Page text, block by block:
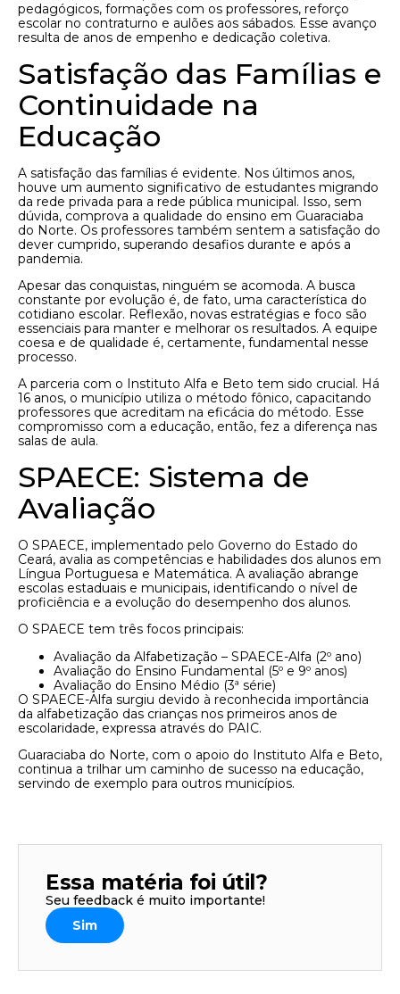
pedagógicos, formações com os professores, reforço
escolar no contraturno e aulões aos sábados. Esse avanço
resulta de anos de empenho e dedicação coletiva.
Satisfação das Famílias e
Continuidade na
Educação
A satisfação das famílias é evidente. Nos últimos anos,
houve um aumento significativo de estudantes migrando
da rede privada para a rede pública municipal. Isso, sem
dúvida, comprova a qualidade do ensino em Guaraciaba
do Norte. Os professores também sentem a satisfação do
dever cumprido, superando desafios durante e após a
pandemia.
Apesar das conquistas, ninguém se acomoda. A busca
constante por evolução é, de fato, uma característica do
cotidiano escolar. Reflexão, novas estratégias e foco são
essenciais para manter e melhorar os resultados. A equipe
coesa e de qualidade é, certamente, fundamental nesse
processo.
A parceria com o Instituto Alfa e Beto tem sido crucial. Há
16 anos, o município utiliza o método fônico, capacitando
professores que acreditam na eficácia do método. Esse
compromisso com a educação, então, fez a diferença nas
salas de aula.
SPAECE: Sistema de
Avaliação
O SPAECE, implementado pelo Governo do Estado do
Ceará, avalia as competências e habilidades dos alunos em
Língua Portuguesa e Matemática. A avaliação abrange
escolas estaduais e municipais, identificando o nível de
proficiência e a evolução do desempenho dos alunos.
O SPAECE tem três focos principais:
Avaliação da Alfabetização – SPAECE-Alfa (2º ano)
Avaliação do Ensino Fundamental (5º e 9º anos)
Avaliação do Ensino Médio (3ª série)
O SPAECE-Alfa surgiu devido à reconhecida importância
da alfabetização das crianças nos primeiros anos de
escolaridade, expressa através do PAIC.
Guaraciaba do Norte, com o apoio do Instituto Alfa e Beto,
continua a trilhar um caminho de sucesso na educação,
servindo de exemplo para outros municípios.
Essa matéria foi útil?
Seu feedback é muito importante!
Sim